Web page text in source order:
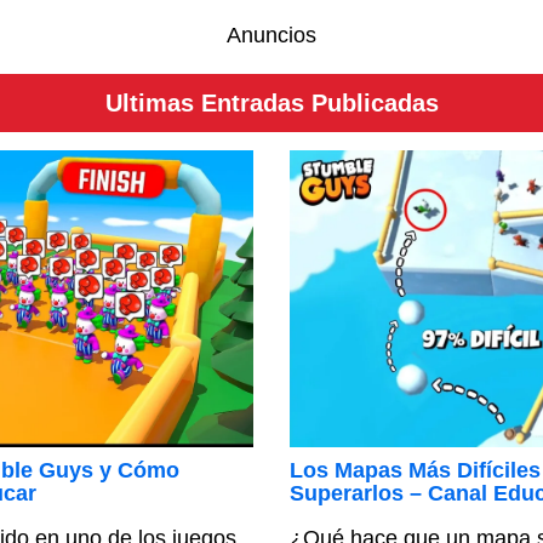
Anuncios
Ultimas Entradas Publicadas
Guys y Cómo
en uno de los juegos
Los Mapas Más
Superarlos – Canal
¿Qué hace que un mapa